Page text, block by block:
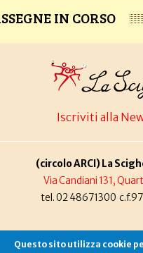
IN CORSO
Iscriviti alla
(circolo ARCI) La
Via Candiani 131,
tel. 02 48671300
Questo sito utilizza cookie